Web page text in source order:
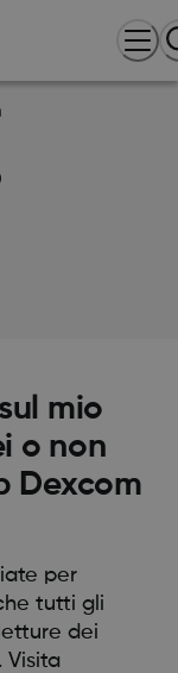
mio
o non
Dexcom
per
tutti gli
dei
Visita